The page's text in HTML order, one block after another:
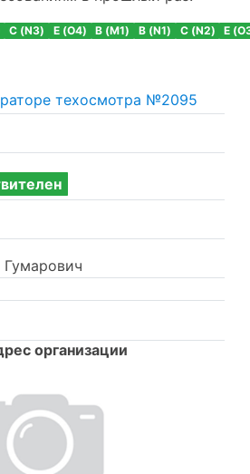
C (N3) E (O4) B (M1) B (N1) C (N2) E
техосмотра №2095
организации